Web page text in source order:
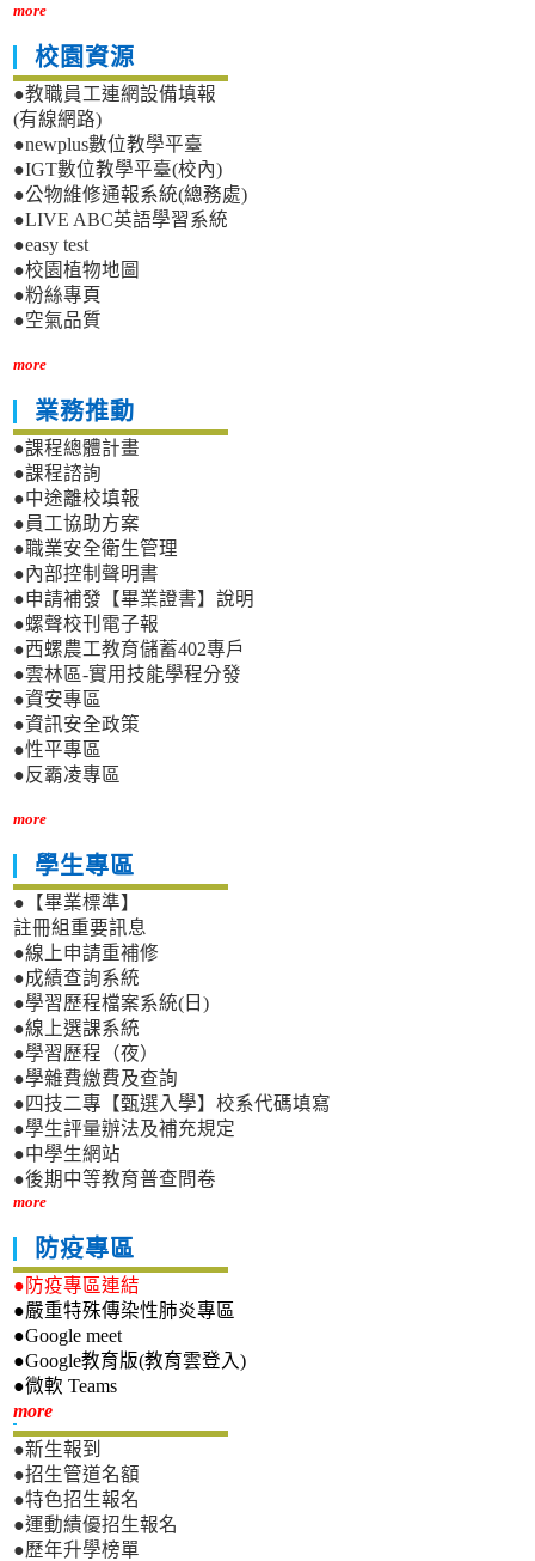
more
校園資源
●教職員工連網設備填報
(有線網路)
●newplus數位教學平臺
●IGT數位教學平臺(校內)
●公物維修通報系統(總務處)
●LIVE ABC英語學習系統
●easy test
●校園植物地圖
●粉絲專頁
●空氣品質
more
業務推動
●課程總體計畫
●課程諮詢
●中途離校填報
●員工協助方案
●職業安全衛生管理
●內部控制聲明書
●申請補發【畢業證書】說明
●螺聲校刊電子報
●西螺農工教育儲蓄402專戶
●雲林區-實用技能學程分發
●資安專區
●資訊安全政策
●性平專區
●反霸凌專區
more
學生專區
●【畢業標準】
註冊組重要訊息
●線上申請重補修
●成績查詢系統
●學習歷程檔案系統(日)
●線上選課系統
●學習歷程（夜）
●學雜費繳費及查詢
●四技二專【甄選入學】校系代碼填寫
●學生評量辦法及補充規定
●中學生網站
●後期中等教育普查問卷
more
防疫專區
●防疫專區連結
●嚴重特殊傳染性肺炎專區
●Google meet
●Google教育版(教育雲登入)
●微軟 Teams
more新生專區
●新生報到
●招生管道名額
●特色招生報名
●運動績優招生報名
●歷年升學榜單